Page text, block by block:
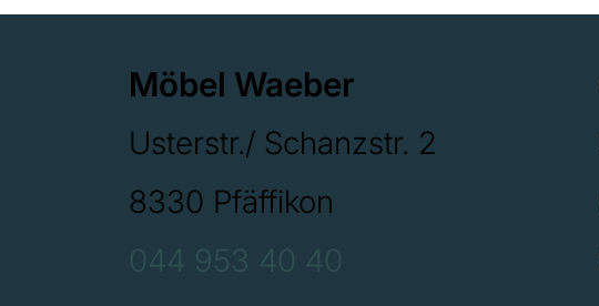
Möbel Waeber
Usterstr./ Schanzstr. 2
8330 Pfäffikon
044 953 40 40